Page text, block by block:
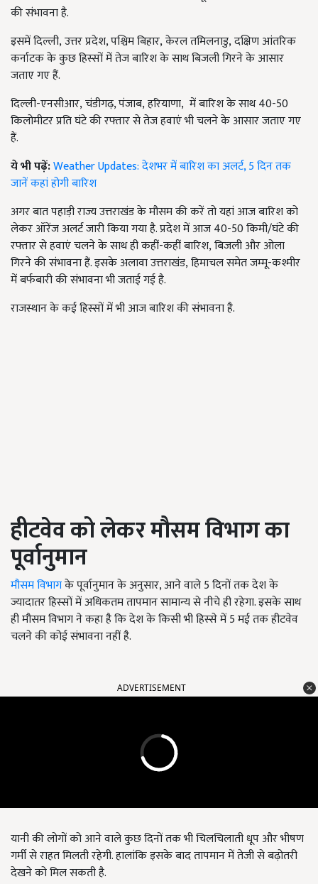
की संभावना है.
इसमें दिल्ली,उत्तर प्रदेश, पश्चिम बिहार,केरल तमिलनाडु,दक्षिण आंतरिक
कर्नाटकके कुछ हिस्सों में तेज बारिश के साथ बिजली गिरने के आसार
जताए गए हैं.
दिल्ली-एनसीआर,चंडीगढ़, पंजाब,हरियाणा, में बारिश के साथ 40-50
किलोमीटर प्रति घंटे की रफ्तार से तेज हवाएं भी चलने के आसार जताए गए
हैं.
ये भी पढ़ें:Weather Updates: देशभर में बारिश का अलर्ट, 5 दिन तक
जानें कहां होगी बारिश
अगर बात पहाड़ी राज्य उत्तराखंड के मौसम की करें तो यहां आज बारिश को
लेकर ऑरेंज अलर्ट जारी किया गया है. प्रदेश में आज 40-50 किमी/घंटे की
रफ्तार से हवाएं चलने के साथ ही कहीं-कहीं बारिश,बिजली और ​ओला
गिरने की संभावना हैं. इसके अलावा उत्तराखंड,हिमाचल समेत जम्मू-कश्मीर
में बर्फबारी की संभावना भी जताई गई है.
राजस्थान के कई हिस्सों में भी आज बारिश की संभावना है.
हीटवेव को लेकर मौसम विभाग का
पूर्वानुमान
मौसम विभागके पूर्वानुमान के अनुसार, आने वाले 5 दिनों तक देश के
ज्यादातर हिस्सों में अधिकतम तापमान सामान्य से नीचे ही रहेगा. इसके साथ
ही मौसम विभाग ने कहा है कि देश के किसी भी हिस्से में 5 मई तक हीटवेव
चलने की कोई संभावना नहीं है.
ADVERTISEMENT
यानी की लोगों को आने वाले कुछ दिनों तक भी चिलचिलाती धूप और भीषण
गर्मी से राहत मिलती रहेगी. हालांकि इसके बाद तापमान में तेजी से बढ़ोतरी
देखने को मिल सकती है.